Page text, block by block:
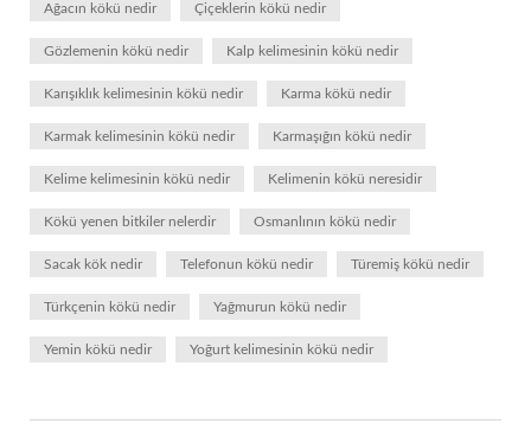
Ağacın kökü nedir Çiçeklerin kökü nedir
Gözlemenin kökü nedir Kalp kelimesinin kökü nedir
Karışıklık kelimesinin kökü nedir Karma kökü nedir
Karmak kelimesinin kökü nedir Karmaşığın kökü nedir
Kelime kelimesinin kökü nedir Kelimenin kökü neresidir
Kökü yenen bitkiler nelerdir Osmanlının kökü nedir
Sacak kök nedir Telefonun kökü nedir Türemiş kökü nedir
Türkçenin kökü nedir Yağmurun kökü nedir
Yemin kökü nedir Yoğurt kelimesinin kökü nedir